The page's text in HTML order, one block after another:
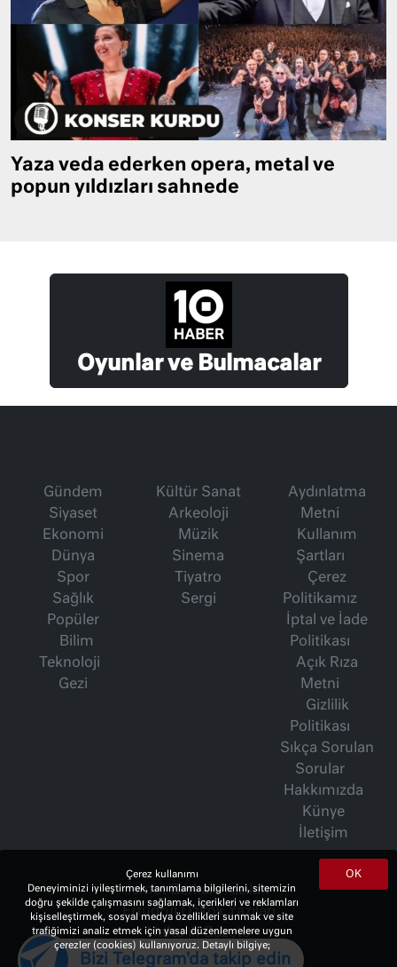
Yaza veda ederken opera, metal ve
popun yıldızları sahnede
Oyunlar ve Bulmacalar
Gündem
Siyaset
Ekonomi
Dünya
Spor
Sağlık
Popüler
Bilim
Teknoloji
Gezi
Kültür Sanat
Arkeoloji
Müzik
Sinema
Tiyatro
Sergi
Aydınlatma
Metni
Kullanım
Şartları
Çerez
Politikamız
İptal ve İade
Politikası
Açık Rıza
Metni
Gizlilik
Politikası
Sıkça Sorulan
Sorular
Hakkımızda
Künye
İletişim
İsmet Berkan Yazıları
Ertuğrul Özkök Yazıları
Haftalık Gazete
OK
Çerez kullanımı
Deneyiminizi iyileştirmek, tanımlama bilgilerini, sitemizin
doğru şekilde çalışmasını sağlamak, içerikleri ve reklamları
kişiselleştirmek, sosyal medya özellikleri sunmak ve site
trafiğimizi analiz etmek için yasal düzenlemelere uygun
çerezler (cookies) kullanıyoruz. Detaylı bilgiye;
Bizi Telegram'da takip edin